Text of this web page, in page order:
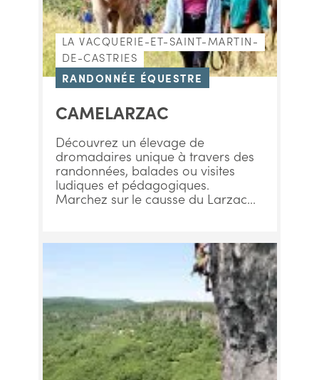
LA VACQUERIE-ET-SAINT-MARTIN-
DE-CASTRIES
RANDONNÉE ÉQUESTRE
CAMELARZAC
Découvrez un élevage de
dromadaires unique à travers des
randonnées, balades ou visites
ludiques et pédagogiques.
Marchez sur le causse du Larzac...